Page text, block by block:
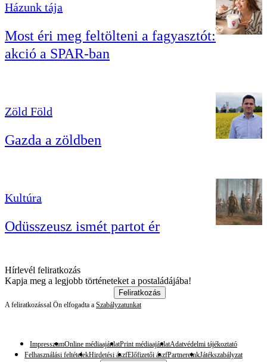
Házunk tája
Most éri meg feltölteni a fagyasztót:
akció a SPAR-ban
Zöld Föld
Gazda a zöldben
Kultúra
Odüsszeusz ismét partot ér
Hírlevél feliratkozás
Kapja meg a legjobb történeteket a postaládájába!
Feliratkozás
A feliratkozással Ön elfogadta a Szabályzatunkat
ImpresszumOnline médiaajánlatPrint médiaajánlatAdatvédelmi tájékoztató
Felhasználási feltételekHirdetési ászfElőfizetői ászfPartnereinkJátékszabályzat